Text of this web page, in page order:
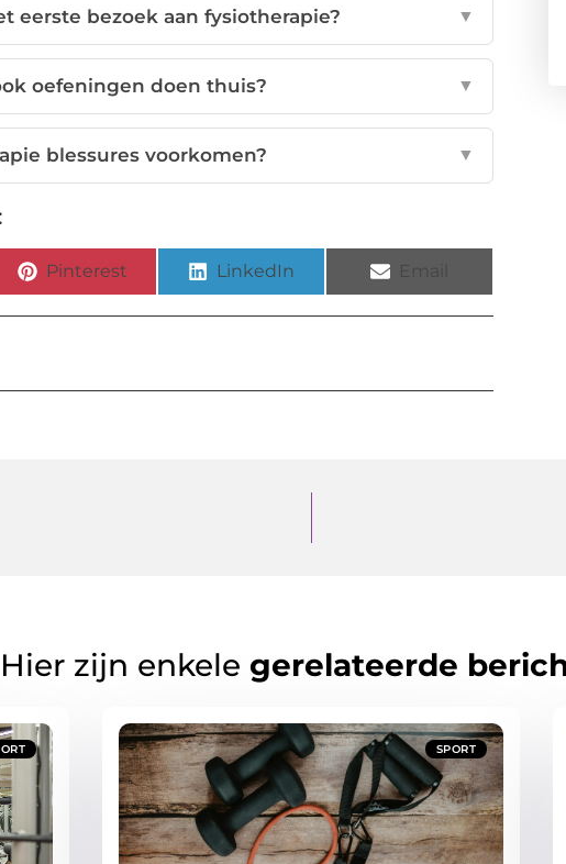
eerste bezoek aan fysiotherapie? ▼
oefeningen doen thuis? ▼
blessures voorkomen? ▼
Pinterest LinkedIn
Hier zijn enkele gerelateerde
SPORT